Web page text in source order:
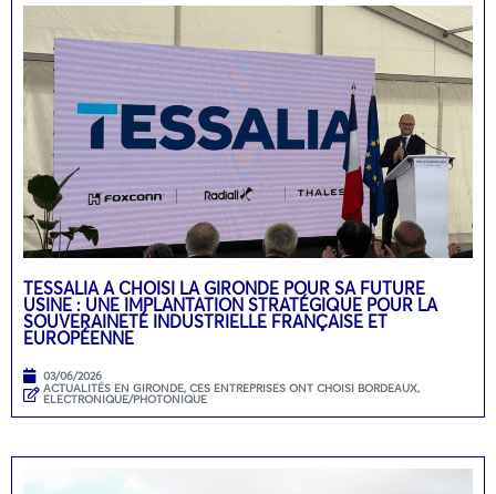
TESSALIA A CHOISI LA GIRONDE POUR SA FUTURE
USINE : UNE IMPLANTATION STRATÉGIQUE POUR LA
SOUVERAINETÉ INDUSTRIELLE FRANÇAISE ET
EUROPÉENNE
03/06/2026
ACTUALITÉS EN GIRONDE, CES ENTREPRISES ONT CHOISI BORDEAUX,
ELECTRONIQUE/PHOTONIQUE